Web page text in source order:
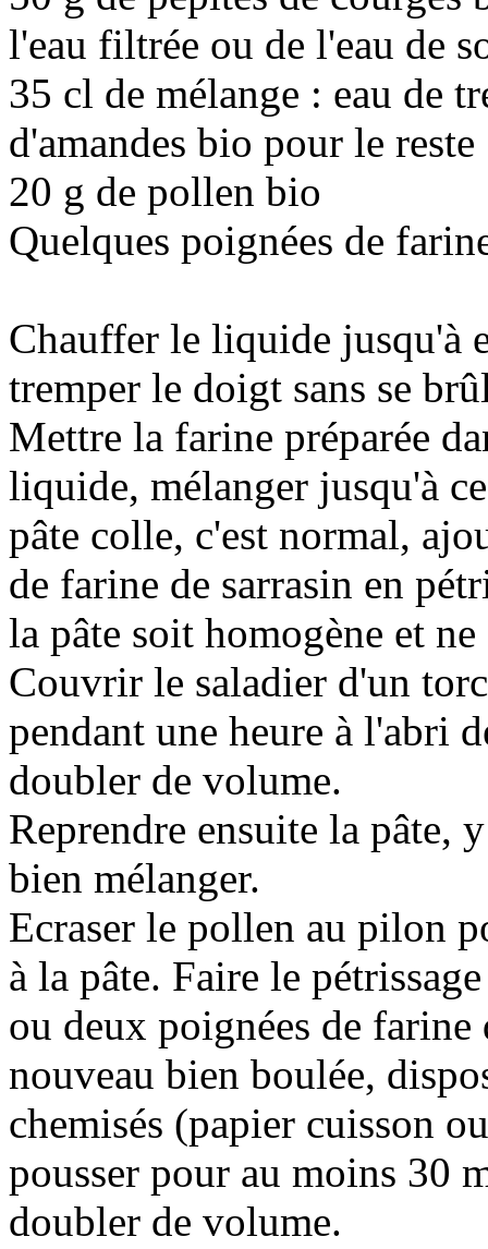
l'eau filtrée ou de l'eau de
35 cl de mélange : eau de
d'amandes bio pour le reste
20 g de pollen bio
Quelques poignées de
Chauffer le liquide jusqu'à
tremper le doigt sans se
Mettre la farine préparée
liquide, mélanger jusqu'à
pâte colle, c'est normal,
de farine de sarrasin en
la pâte soit homogène et
Couvrir le saladier d'un
pendant une heure à l'abri
doubler de volume.
Reprendre ensuite la pâte,
bien mélanger.
Ecraser le pollen au pilon
à la pâte. Faire le
ou deux poignées de farine
nouveau bien boulée,
chemisés (papier cuisson
pousser pour au moins 30
doubler de volume.